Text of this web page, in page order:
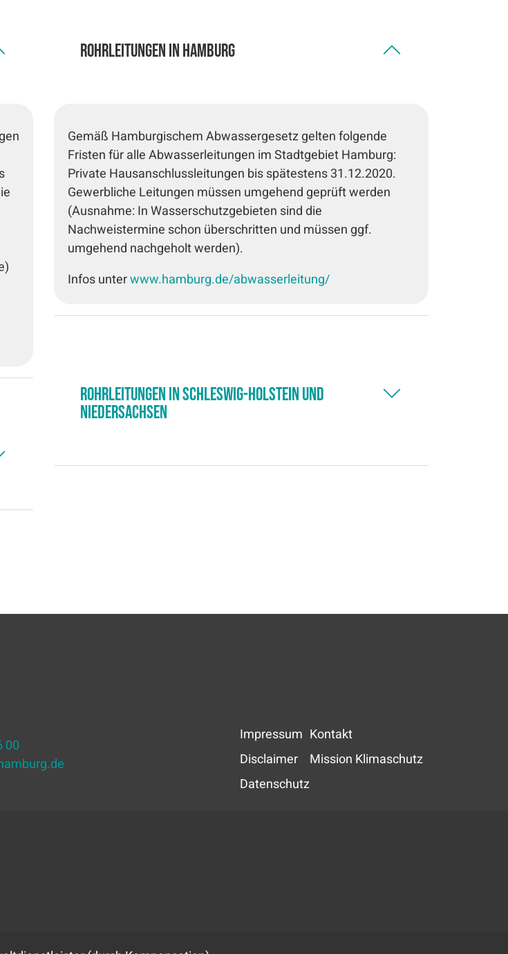
Rohrleitungen in Hamburg
Gemäß Hamburgischem Abwassergesetz gelten folgende
Fristen für alle Abwasserleitungen im Stadtgebiet Hamburg:
Private Hausanschlussleitungen bis spätestens 31.12.2020.
Gewerbliche Leitungen müssen umgehend geprüft werden
(Ausnahme: In Wasserschutzgebieten sind die
Nachweistermine schon überschritten und müssen ggf.
umgehend nachgeholt werden).
Infos unterwww.hamburg.de/abwasserleitung/
Rohrleitungen in Schleswig-Holstein und
Niedersachsen
00
Impressum
Disclaimer
Datenschutz
Kontakt
Mission Klimaschutz